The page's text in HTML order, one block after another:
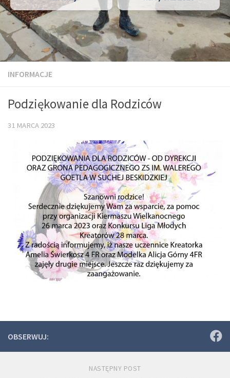
INFORMACJE
Podziękowanie dla Rodziców
31 MARCA 2023
OBSERWUJ:
NASTĘPNY POST